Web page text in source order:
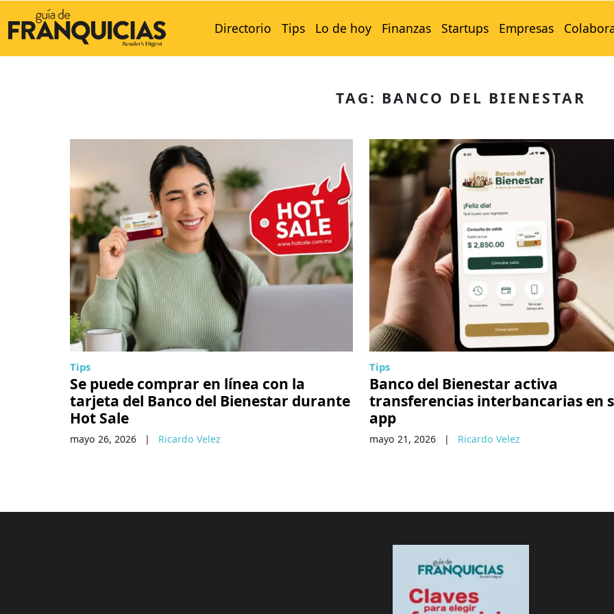
Directorio Tips Lo de hoy Finanzas Startups Empresas
TAG: BANCO DEL BIENESTAR
Tips
Se puede comprar en línea con la
tarjeta del Banco del Bienestar durante
Hot Sale
mayo 26, 2026 | Ricardo Velez
Tips
Banco del Bienestar activa
transferencias interbancarias en
app
mayo 21, 2026 | Ricardo Velez